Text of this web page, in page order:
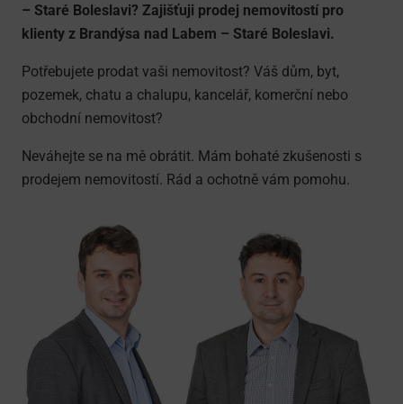
– Staré Boleslavi? Zajišťuji prodej nemovitostí pro
klienty z Brandýsa nad Labem – Staré Boleslavi.
Potřebujete prodat vaši nemovitost? Váš dům, byt,
pozemek, chatu a chalupu, kancelář, komerční nebo
obchodní nemovitost?
Neváhejte se na mě obrátit. Mám bohaté zkušenosti s
prodejem nemovitostí. Rád a ochotně vám pomohu.